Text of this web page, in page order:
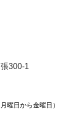
300-1
曜日から金曜日）